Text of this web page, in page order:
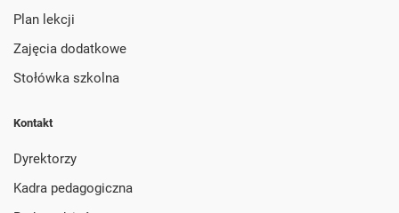
Plan lekcji
Zajęcia dodatkowe
Stołówka szkolna
Kontakt
Dyrektorzy
Kadra pedagogiczna